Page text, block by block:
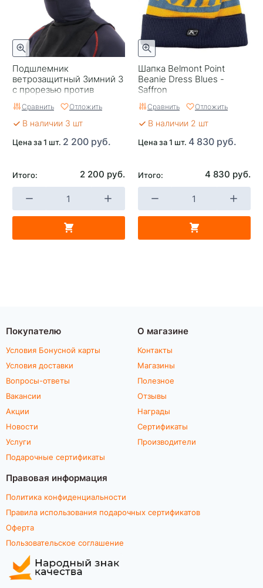
Подшлемник
ветрозащитный Зимний 3
с прорезью против
намерзания конденсата
(теплый верх) Dragonfly
Сравнить Отложить
В наличии 3 шт
Цена за 1 шт. 2 200 руб.
Итого: 2 200 руб.
Шапка Belmont Point
Beanie Dress Blues -
Saffron
Сравнить Отложить
В наличии 2 шт
Цена за 1 шт. 4 830 руб.
Итого: 4 830 руб.
Покупателю
Условия Бонусной карты
Условия доставки
Вопросы-ответы
Вакансии
Акции
Новости
Услуги
Подарочные сертификаты
О магазине
Контакты
Магазины
Полезное
Отзывы
Награды
Сертификаты
Производители
Правовая информация
Политика конфиденциальности
Правила использования подарочных сертификатов
Оферта
Пользовательское соглашение